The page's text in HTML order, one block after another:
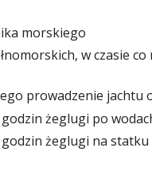
morskiego
w czasie
prowadzenie jachtu
żeglugi po
żeglugi na statku